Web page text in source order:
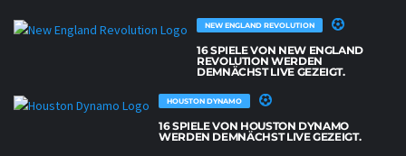
NEW ENGLAND REVOLUTION
16 SPIELE VON NEW ENGLAND
REVOLUTION WERDEN
DEMNÄCHST LIVE GEZEIGT.
HOUSTON DYNAMO
16 SPIELE VON HOUSTON DYNAMO
WERDEN DEMNÄCHST LIVE GEZEIGT.